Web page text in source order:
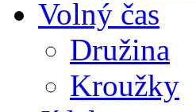
Volný čas
Družina
Kroužky